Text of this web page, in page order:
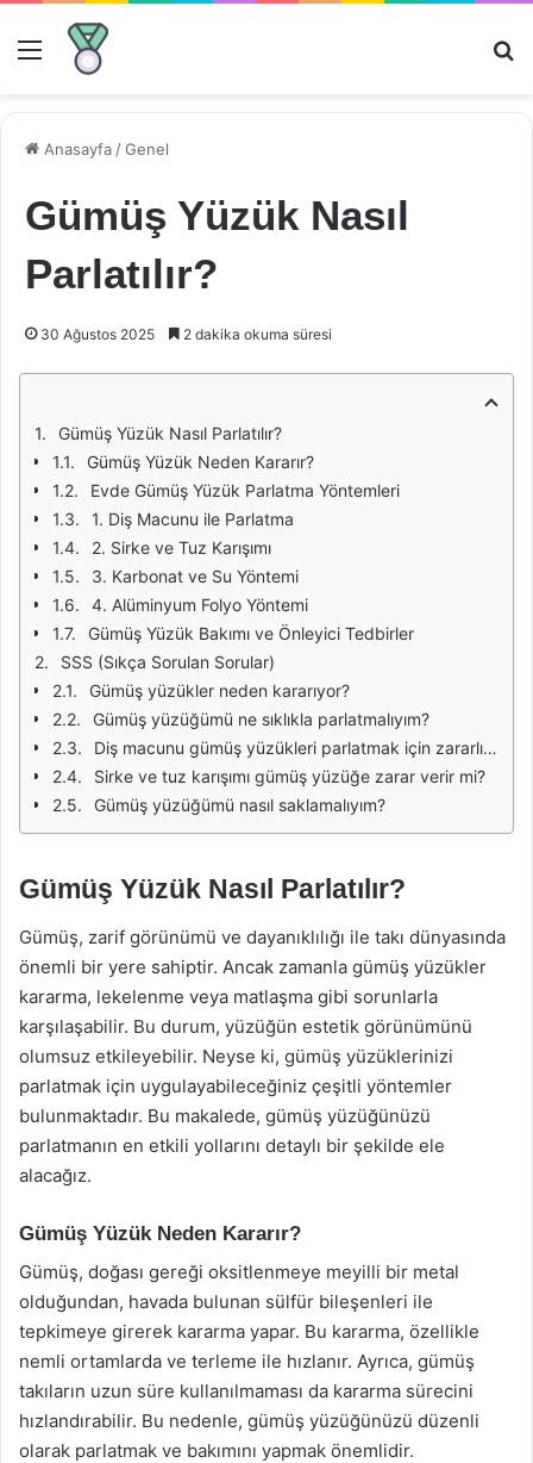
Menü
Anasayfa /Genel
Gümüş Yüzük Nasıl
Parlatılır?
30 Ağustos 2025 2 dakika okuma süresi
Gümüş Yüzük Nasıl Parlatılır?
Gümüş Yüzük Neden Kararır?
Evde Gümüş Yüzük Parlatma Yöntemleri
1. Diş Macunu ile Parlatma
2. Sirke ve Tuz Karışımı
3. Karbonat ve Su Yöntemi
4. Alüminyum Folyo Yöntemi
Gümüş Yüzük Bakımı ve Önleyici Tedbirler
SSS (Sıkça Sorulan Sorular)
Gümüş yüzükler neden kararıyor?
Gümüş yüzüğümü ne sıklıkla parlatmalıyım?
Diş macunu gümüş yüzükleri parlatmak için zararlı mıdır?
Sirke ve tuz karışımı gümüş yüzüğe zarar verir mi?
Gümüş yüzüğümü nasıl saklamalıyım?
Gümüş Yüzük Nasıl Parlatılır?
Gümüş, zarif görünümü ve dayanıklılığı ile takı dünyasında
önemli bir yere sahiptir. Ancak zamanla gümüş yüzükler
kararma, lekelenme veya matlaşma gibi sorunlarla
karşılaşabilir. Bu durum, yüzüğün estetik görünümünü
olumsuz etkileyebilir. Neyse ki, gümüş yüzüklerinizi
parlatmak için uygulayabileceğiniz çeşitli yöntemler
bulunmaktadır. Bu makalede, gümüş yüzüğünüzü
parlatmanın en etkili yollarını detaylı bir şekilde ele
alacağız.
Gümüş Yüzük Neden Kararır?
Gümüş, doğası gereği oksitlenmeye meyilli bir metal
olduğundan, havada bulunan sülfür bileşenleri ile
tepkimeye girerek kararma yapar. Bu kararma, özellikle
nemli ortamlarda ve terleme ile hızlanır. Ayrıca, gümüş
takıların uzun süre kullanılmaması da kararma sürecini
hızlandırabilir. Bu nedenle, gümüş yüzüğünüzü düzenli
olarak parlatmak ve bakımını yapmak önemlidir.